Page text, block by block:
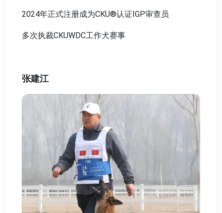
2024年正式注册成为CKU®认证IGP审查员
多次执裁CKUWDC工作犬赛事
张建江